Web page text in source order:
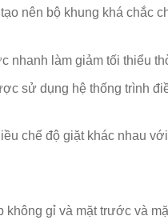
nên bộ khung khá chắc
nhanh làm giảm tối thiểu
sử dụng hệ thống trình
chế độ giặt khác nhau
không gỉ và mặt trước và